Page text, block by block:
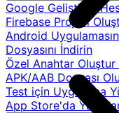
Google Geliştirici
Firebase Projesi
Android
Dosyasını İndirin
Özel Anahtar
APK/AAB Dosyası
Test için Uygulama
App Store'da